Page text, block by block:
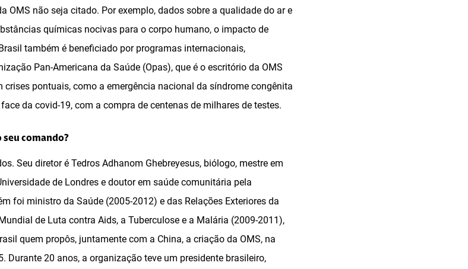
OMS não seja citado. Por exemplo, dados sobre a qualidade do ar e
químicas nocivas para o corpo humano, o impacto de
também é beneficiado por programas internacionais,
Pan-Americana da Saúde (Opas), que é o escritório da OMS
crises pontuais, como a emergência nacional da síndrome congênita
da covid-19, com a compra de centenas de milhares de testes.
seu comando?
Seu diretor é Tedros Adhanom Ghebreyesus, biólogo, mestre em
de Londres e doutor em saúde comunitária pela
foi ministro da Saúde (2005-2012) e das Relações Exteriores da
de Luta contra Aids, a Tuberculose e a Malária (2009-2011),
quem propôs, juntamente com a China, a criação da OMS, na
Durante 20 anos, a organização teve um presidente brasileiro,